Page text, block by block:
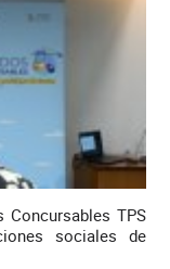
TPS
sociales de